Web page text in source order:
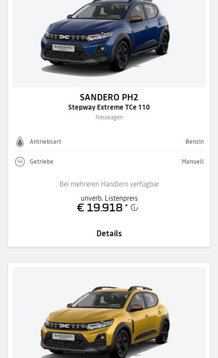
SANDERO PH2
Stepway Extreme TCe 110
Neuwagen
Antriebsart Benzin
Getriebe Manuell
Bei mehreren Händlern verfügbar
unverb. Listenpreis
€ 19.918 *
Details